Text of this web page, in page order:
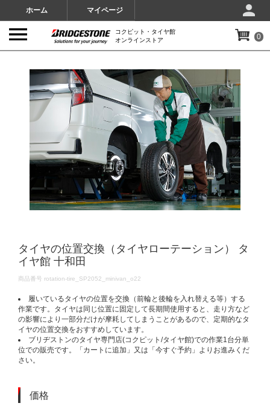
ホーム マイページ
コクピット・タイヤ館
オンラインストア
0
タイヤの位置交換（タイヤローテーション） タ
イヤ館 十和田
DETAILS
商品番号 rotation-tire_SP2052_minivan_o22
履いているタイヤの位置を交換（前輪と後輪を入れ替える等）する
作業です。タイヤは同じ位置に固定して長期間使用すると、走り方など
の影響により一部分だけが摩耗してしまうことがあるので、定期的なタ
イヤの位置交換をおすすめしています。
ブリヂストンのタイヤ専門店(コクピット/タイヤ館)での作業1台分単
位での販売です。「カートに追加」又は「今すぐ予約」よりお進みくだ
さい。
価格